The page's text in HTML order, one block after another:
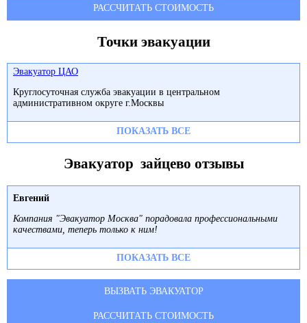
РАССЧИТАТЬ СТОИМОСТЬ
Точки эвакуации
Эвакуатор ЦАО
Круглосуточная служба эвакуации в центральном
административном округе г.Москвы
ПОКАЗАТЬ ВСЕ
Эвакуатор зайцево отзывы
Евгений
Компания "Эвакуатор Москва" порадовала профессиональными
качествами, теперь только к ним!
ПОКАЗАТЬ ВСЕ
ВЫЗВАТЬ ЭВАКУАТОР
РАССЧИТАТЬ СТОИМОСТЬ